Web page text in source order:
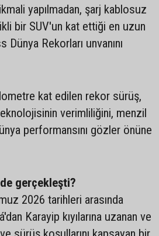
yapılmadan, şarj kablosuz
bir SUV'un kat ettiği en uzun
Rekorları unvanını
kat edilen rekor sürüş,
verimliliğini, menzil
performansını gözler önüne
gerçekleşti?
2026 tarihleri arasında
Karayip kıyılarına uzanan ve